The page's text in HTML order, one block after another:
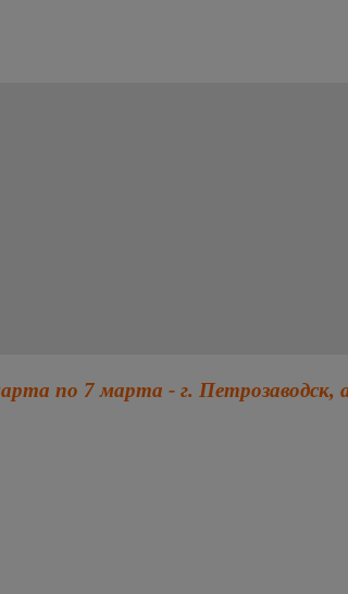
по 7 марта - г. Петрозаводск,